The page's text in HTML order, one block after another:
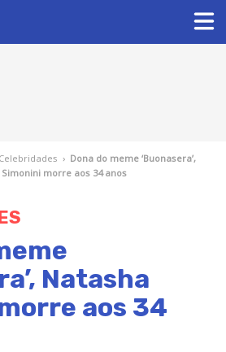
Celebridades › Dona do meme ‘Buonasera’,
morre aos 34 anos
Natasha
aos 34